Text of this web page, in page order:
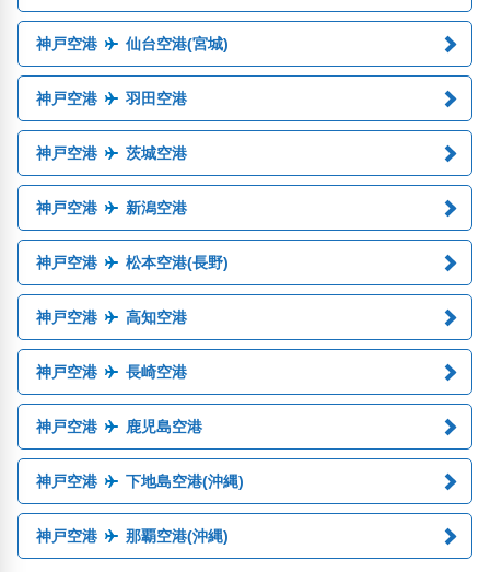
神戸空港 仙台空港(宮城)
神戸空港 羽田空港
神戸空港 茨城空港
神戸空港 新潟空港
神戸空港 松本空港(長野)
神戸空港 高知空港
神戸空港 長崎空港
神戸空港 鹿児島空港
神戸空港 下地島空港(沖縄)
神戸空港 那覇空港(沖縄)